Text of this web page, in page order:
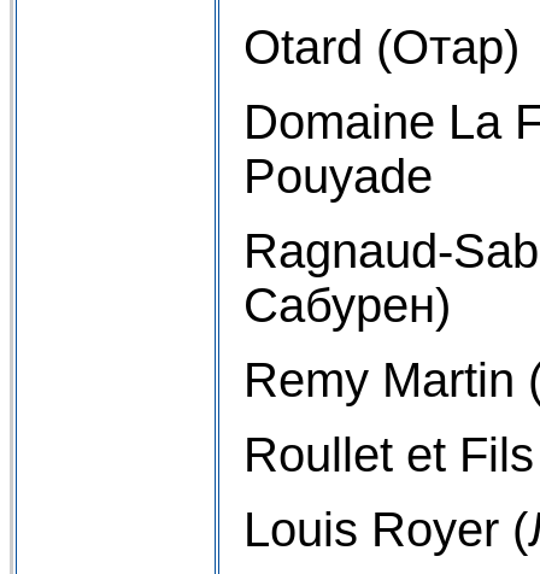
Otard (Отар)
Domaine La
Pouyade
Ragnaud-
Сабурен)
Remy Martin
Roullet et
Louis Royer